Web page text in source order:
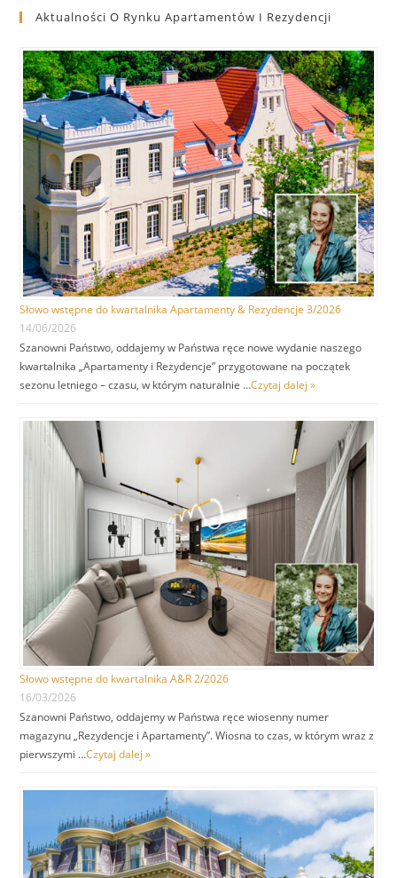
Aktualności O Rynku Apartamentów I Rezydencji
Słowo wstępne do kwartalnika Apartamenty & Rezydencje 3/2026
14/06/2026
Szanowni Państwo, oddajemy w Państwa ręce nowe wydanie naszego
kwartalnika „Apartamenty i Rezydencje” przygotowane na początek
sezonu letniego – czasu, w którym naturalnie …Czytaj dalej »
Słowo wstępne do kwartalnika A&R 2/2026
16/03/2026
Szanowni Państwo, oddajemy w Państwa ręce wiosenny numer
magazynu „Rezydencje i Apartamenty”. Wiosna to czas, w którym wraz z
pierwszymi …Czytaj dalej »